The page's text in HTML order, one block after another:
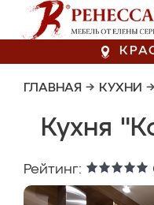
ГЛАВНАЯ → КУХНИ →
Кухня
Рейтинг: